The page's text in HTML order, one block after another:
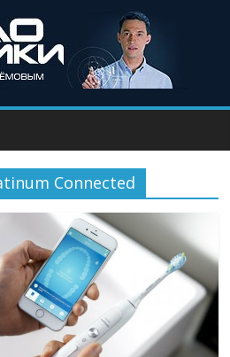
Connected